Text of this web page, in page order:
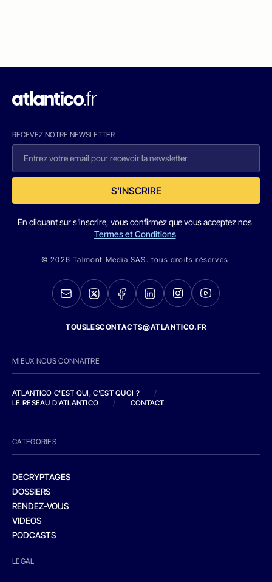
RECEVEZ NOTRE NEWSLETTER
S'INSCRIRE
En cliquant sur s'inscrire, vous confirmez que vous acceptez nos
Termes et Conditions
© 2026 Talmont Media SAS. tous droits réservés.
TOUSLESCONTACTS@ATLANTICO.FR
MIEUX NOUS CONNAITRE
ATLANTICO C'EST QUI, C'EST QUOI ?
/
LE RESEAU D'ATLANTICO
/ CONTACT
CATEGORIES
DECRYPTAGES
DOSSIERS
RENDEZ-VOUS
VIDEOS
PODCASTS
LEGAL